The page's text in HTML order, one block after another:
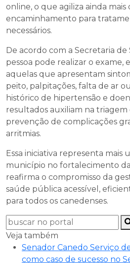
online, o que agiliza ainda mais
encaminhamento para
necessários.
De acordo com a Secretaria
pessoa pode realizar o exame,
aquelas que apresentam
peito, palpitações, falta de ar
histórico de hipertensão e
resultados auxiliam na triagem
prevenção de complicações
arritmias.
Essa iniciativa representa mais
município no fortalecimento
reafirma o compromisso da
saúde pública acessível,
para todos os canedenses.
Veja também
Senador Canedo Serviço
como caso de sucesso no